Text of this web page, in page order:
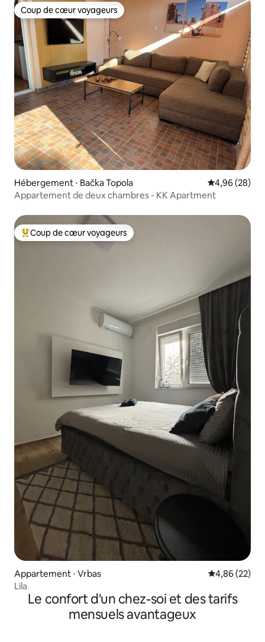
Coup de cœur voyageurs
Coup de cœur voyageurs
Hébergement ⋅ Bačka Topola Évaluation
4,96 (28)
Appartement de deux chambres - KK Apartment
Coups de cœur voyageurs les plus appréciés
Coup de cœur voyageurs
Appartement ⋅ Vrbas Évaluation
4,86 (22)
Lila
Le confort d'un chez-soi et des tarifs
mensuels avantageux